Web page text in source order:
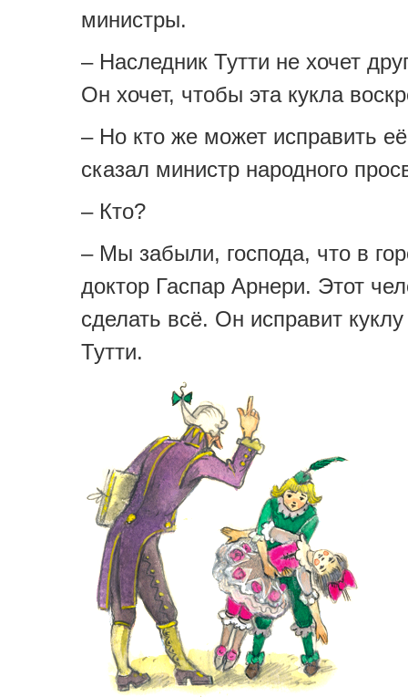
министры.
– Наследник Тутти не хочет
Он хочет, чтобы эта кукла
– Но кто же может исправить
сказал министр народного
– Кто?
– Мы забыли, господа, что в
доктор Гаспар Арнери. Этот
сделать всё. Он исправит
Тутти.